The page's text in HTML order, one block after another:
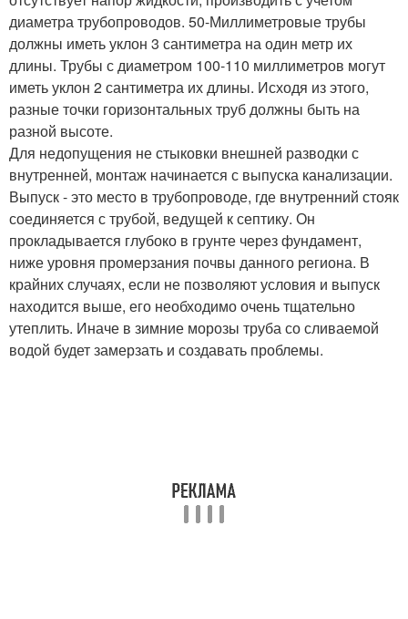
диаметра трубопроводов. 50-Миллиметровые трубы
должны иметь уклон 3 сантиметра на один метр их
длины. Трубы с диаметром 100-110 миллиметров могут
иметь уклон 2 сантиметра их длины. Исходя из этого,
разные точки горизонтальных труб должны быть на
разной высоте.
Для недопущения не стыковки внешней разводки с
внутренней, монтаж начинается с выпуска канализации.
Выпуск - это место в трубопроводе, где внутренний стояк
соединяется с трубой, ведущей к септику. Он
прокладывается глубоко в грунте через фундамент,
ниже уровня промерзания почвы данного региона. В
крайних случаях, если не позволяют условия и выпуск
находится выше, его необходимо очень тщательно
утеплить. Иначе в зимние морозы труба со сливаемой
водой будет замерзать и создавать проблемы.